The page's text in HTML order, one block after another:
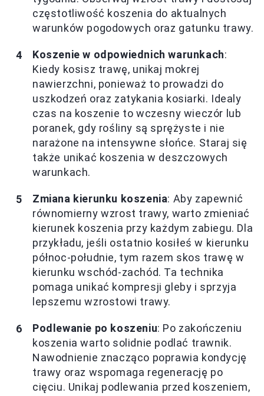
częstotliwość koszenia do aktualnych
warunków pogodowych oraz gatunku trawy.
Koszenie w odpowiednich warunkach:
Kiedy kosisz trawę, unikaj mokrej
nawierzchni, ponieważ to prowadzi do
uszkodzeń oraz zatykania kosiarki. Idealy
czas na koszenie to wczesny wieczór lub
poranek, gdy rośliny są sprężyste i nie
narażone na intensywne słońce. Staraj się
także unikać koszenia w deszczowych
warunkach.
Zmiana kierunku koszenia: Aby zapewnić
równomierny wzrost trawy, warto zmieniać
kierunek koszenia przy każdym zabiegu. Dla
przykładu, jeśli ostatnio kosiłeś w kierunku
północ-południe, tym razem skos trawę w
kierunku wschód-zachód. Ta technika
pomaga unikać kompresji gleby i sprzyja
lepszemu wzrostowi trawy.
Podlewanie po koszeniu: Po zakończeniu
koszenia warto solidnie podlać trawnik.
Nawodnienie znacząco poprawia kondycję
trawy oraz wspomaga regenerację po
cięciu. Unikaj podlewania przed koszeniem,